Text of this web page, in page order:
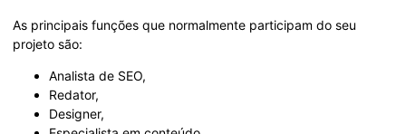
As principais funções que normalmente participam do seu
projeto são:
Analista de SEO,
Redator,
Designer,